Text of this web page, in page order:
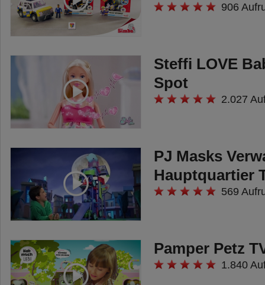
906
Steffi LOVE
Spot
2.027
PJ Masks
Hauptquartier
569
Pamper Petz
1.840